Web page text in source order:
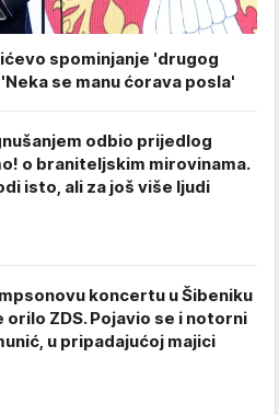
spominjanje 'drugog
se manu ćorava posla'
odbio prijedlog
o braniteljskim mirovinama.
isto, ali za još više ljudi
koncertu u Šibeniku
orilo ZDS. Pojavio se i notorni
u pripadajućoj majici